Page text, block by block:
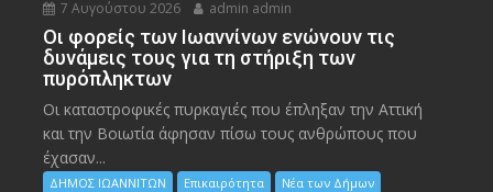
7 Αυγούστου 2026 admin admin
Οι φορείς των Ιωαννίνων ενώνουν τις
δυνάμεις τους για τη στήριξη των
πυρόπληκτων
Οι καταστροφικές πυρκαγιές που έπληξαν την Αττική
και την Bοιωτία άφησαν πίσω τους ανθρώπους που
έχασαν...
ΔΗΜΟΣ ΙΩΑΝΝΙΤΩΝ Επικαιρότητα Νέα των Δήμων